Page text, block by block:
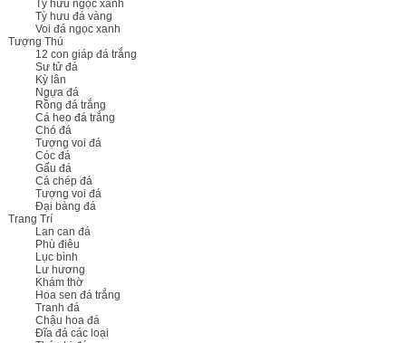
Tỳ hưu ngọc xanh
Tỳ hưu đá vàng
Voi đá ngọc xanh
Tượng Thú
12 con giáp đá trắng
Sư tử đá
Kỳ lân
Ngựa đá
Rồng đá trắng
Cá heo đá trắng
Chó đá
Tượng voi đá
Cóc đá
Gấu đá
Cá chép đá
Tượng voi đá
Đại bàng đá
Trang Trí
Lan can đá
Phù điêu
Lục bình
Lư hương
Khám thờ
Hoa sen đá trắng
Tranh đá
Chậu hoa đá
Đĩa đá các loại